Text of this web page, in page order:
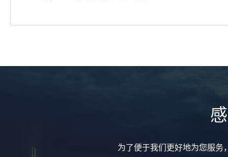
为了便于我们更好地为您服务